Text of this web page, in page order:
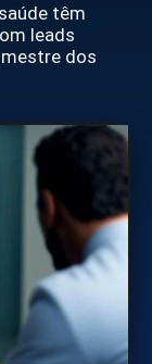
têm
leads
dos